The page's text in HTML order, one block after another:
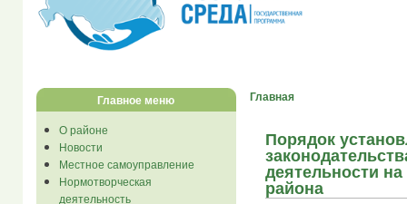
Главное меню
О районе
Новости
Местное самоуправление
Нормотворческая
деятельность
Главная
Порядок
деятельности
района